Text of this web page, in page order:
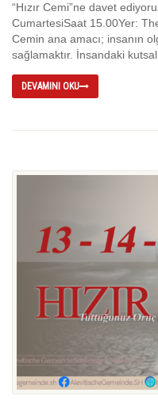
“Hızır Cemi”ne davet
CumartesiSaat 15.00Yer:
Cemin ana amacı; insanın
sağlamaktır. İnsandaki
DEVAMINI OKU